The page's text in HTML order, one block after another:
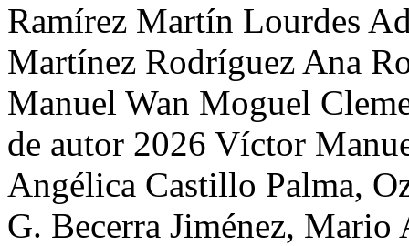
Ramírez Martín Lourdes
Martínez Rodríguez Ana
Manuel Wan Moguel
de autor 2026 Víctor
Angélica Castillo Palma,
G. Becerra Jiménez,